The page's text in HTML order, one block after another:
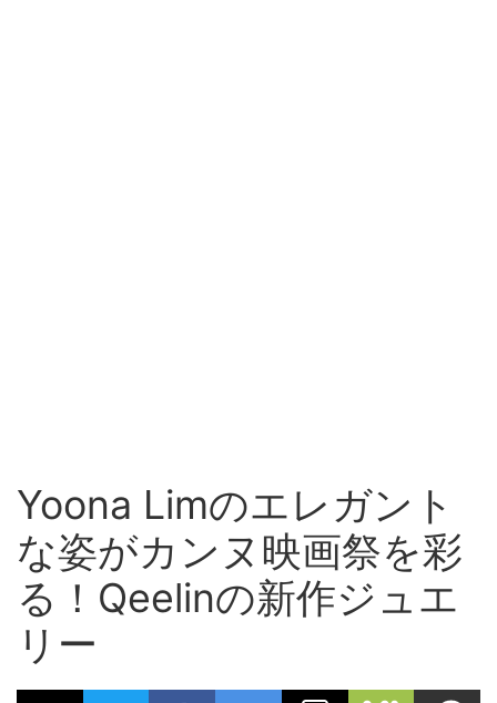
Yoona Limのエレガント
な姿がカンヌ映画祭を彩
る！Qeelinの新作ジュエ
リー